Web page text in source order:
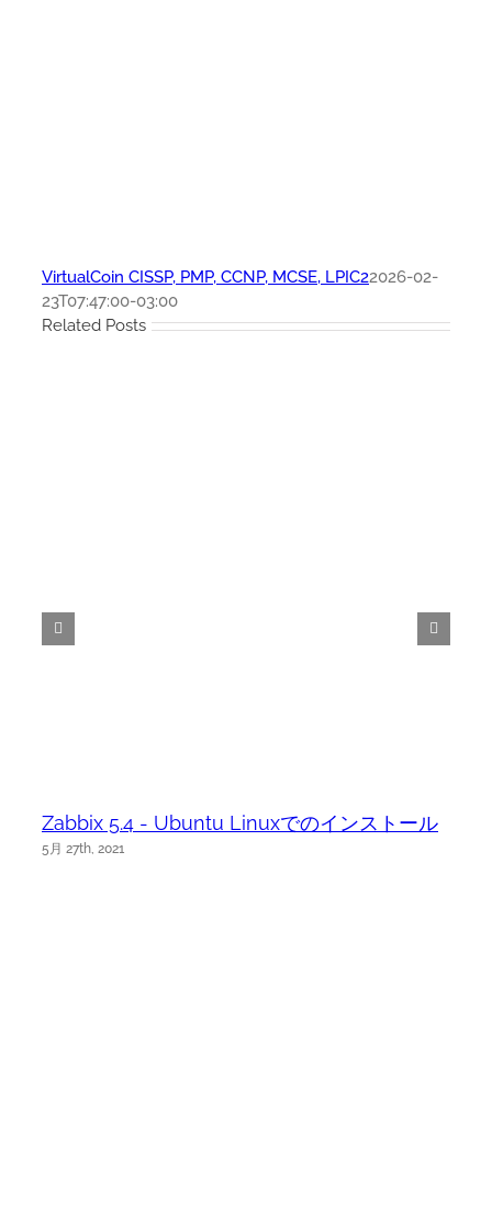
VirtualCoin CISSP, PMP, CCNP, MCSE, LPIC22026-02-
23T07:47:00-03:00
Related Posts
Zabbix 5.4 - Ubuntu Linuxでのインストール
5月 27th, 2021